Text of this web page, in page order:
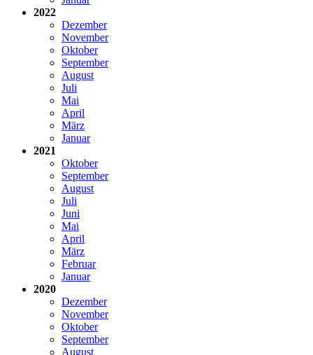
2022
Dezember
November
Oktober
September
August
Juli
Mai
April
März
Januar
2021
Oktober
September
August
Juli
Juni
Mai
April
März
Februar
Januar
2020
Dezember
November
Oktober
September
August